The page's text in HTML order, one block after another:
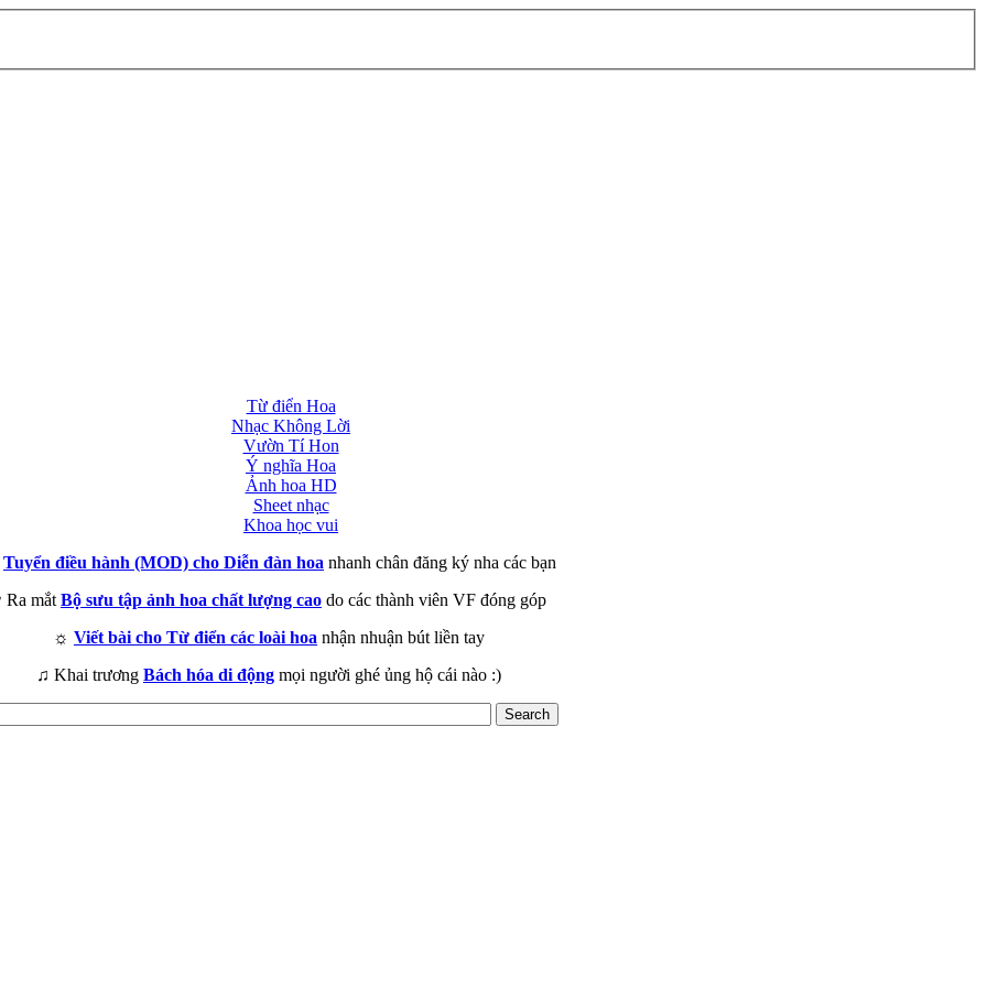
Từ điển Hoa
Nhạc Không Lời
Vườn Tí Hon
Ý nghĩa Hoa
Ảnh hoa HD
Sheet nhạc
Khoa học vui
Tuyển điều hành (MOD) cho Diễn đàn hoa nhanh chân đăng ký nha các bạn
Ra mắt Bộ sưu tập ảnh hoa chất lượng cao do các thành viên VF đóng góp
☼ Viết bài cho Từ điển các loài hoa nhận nhuận bút liền tay
♫ Khai trương Bách hóa di động mọi người ghé ủng hộ cái nào :)